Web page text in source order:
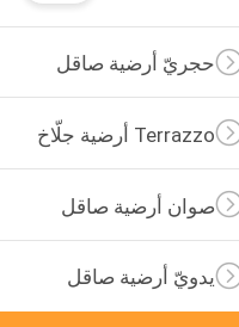
حجريّ أرضية صاقل
Terrazzo أرضية جلّاخ
صوان أرضية صاقل
يدويّ أرضية صاقل